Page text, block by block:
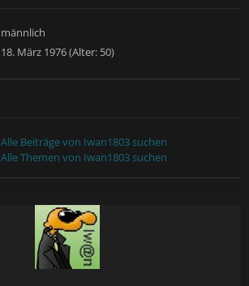
männlich
18. März 1976 (Alter: 50)
Alle Beiträge von Iwan1803 suchen
Alle Themen von Iwan1803 suchen